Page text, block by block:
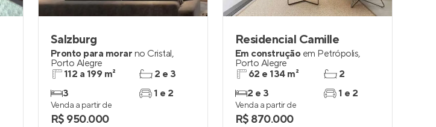
Salzburg
Pronto para morar no Cristal,
Porto Alegre
112 a 199 m²
3
2 e 3
1 e 2
Venda a partir de
R$ 950.000
Residencial Camille
Em construção em Petrópolis,
Porto Alegre
62 e 134 m²
2 e 3
2
1 e 2
Venda a partir de
R$ 870.000